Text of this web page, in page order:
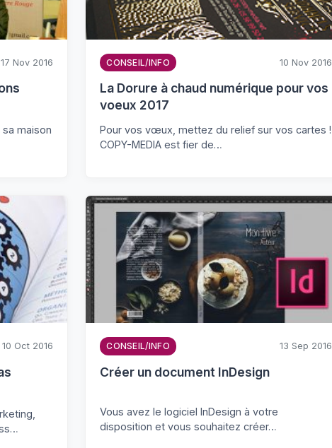
17 Nov 2016
sa maison
CONSEIL/INFO 10 Nov 2016
La Dorure à chaud numérique pour vos
voeux 2017
Pour vos vœux, mettez du relief sur vos cartes !
COPY-MEDIA est fier de…
10 Oct 2016 CONSEIL/INFO 13 Sep 2016
Créer un document InDesign
Vous avez le logiciel InDesign à votre
disposition et vous souhaitez créer…